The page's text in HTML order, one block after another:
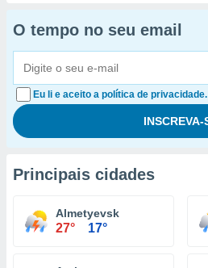
O tempo no seu email
Eu li e aceito a política de privacidade.
Principais cidades
Almetyevsk
27° 17°